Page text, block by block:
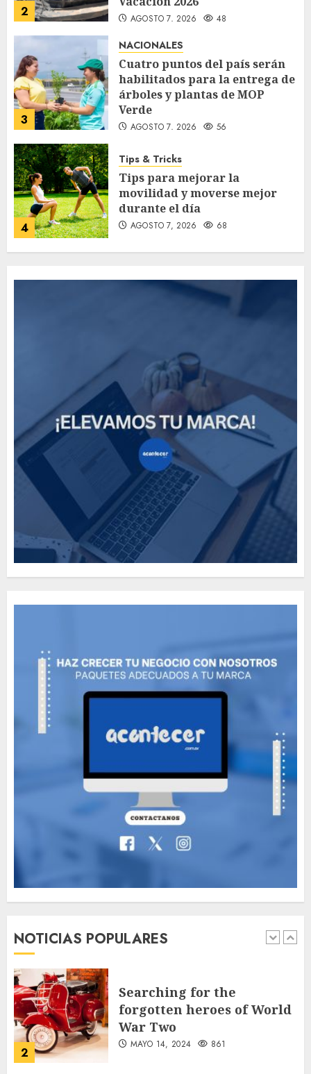
2 AGOSTO 7, 2026 48
3
NACIONALES
Cuatro puntos del país serán
habilitados para la entrega de
árboles y plantas de MOP
Verde
AGOSTO 7, 2026 56
4
Tips & Tricks
Tips para mejorar la
movilidad y moverse mejor
durante el día
AGOSTO 7, 2026 68
NOTICIAS POPULARES
How Many of These Italian
MAYO 14, 2024 811
Need to Know About the
Classic Cars in a Retro
Movie?
The full story of
Thailand’s extraordinary
cave rescue
MAYO 14, 2024
1
Jorge Messi, el hombre
que acompañó a Lionel
AGOSTO 8, 2026
2
Searching for the
forgotten heroes of World
War Two
MAYO 14, 2024 861